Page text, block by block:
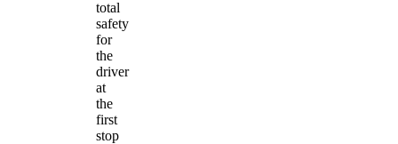
total
safety
for
the
driver
at
the
first
stop